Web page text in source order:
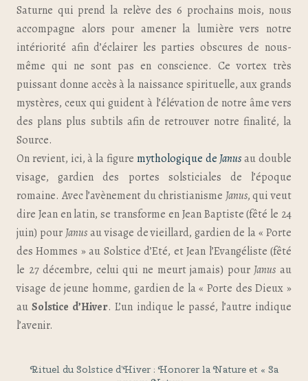
Saturne qui prend la relève des 6 prochains mois, nous
accompagne alors pour amener la lumière vers notre
intériorité afin d’éclairer les parties obscures de nous-
même qui ne sont pas en conscience. Ce vortex très
puissant donne accès à la naissance spirituelle, aux grands
mystères, ceux qui guident à l’élévation de notre âme vers
des plans plus subtils afin de retrouver notre finalité, la
Source.
On revient, ici, à la figure mythologique de Janus au double
visage, gardien des portes solsticiales de l’époque
romaine. Avec l’avènement du christianisme Janus, qui veut
dire Jean en latin, se transforme en Jean Baptiste (fêté le 24
juin) pour Janusau visage de vieillard, gardien de la « Porte
des Hommes » au Solstice d’Eté, et Jean l’Evangéliste (fêté
le 27 décembre, celui qui ne meurt jamais) pour Janus au
visage de jeune homme, gardien de la « Porte des Dieux »
auSolstice d’Hiver. L’un indique le passé, l’autre indique
l’avenir.
Rituel du Solstice d’Hiver : Honorer la Nature et « Sa